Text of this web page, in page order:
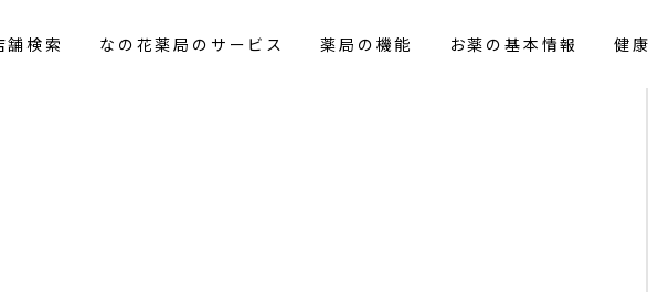
舗検索 なの花薬局のサービス 薬局の機能 お薬の基本情報 健